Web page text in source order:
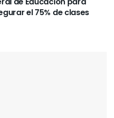
el 75% de clases